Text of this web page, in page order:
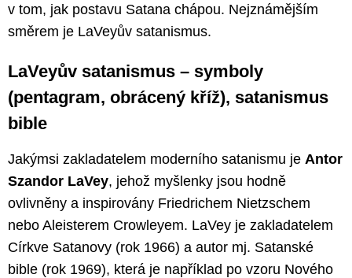
v tom, jak postavu Satana chápou. Nejznámějším
směrem je LaVeyův satanismus.
LaVeyův satanismus – symboly
(pentagram, obrácený kříž), satanismus
bible
Jakýmsi zakladatelem moderního satanismu je Antor
Szandor LaVey, jehož myšlenky jsou hodně
ovlivněny a inspirovány Friedrichem Nietzschem
nebo Aleisterem Crowleyem. LaVey je zakladatelem
Církve Satanovy (rok 1966) a autor mj. Satanské
bible (rok 1969), která je například po vzoru Nového